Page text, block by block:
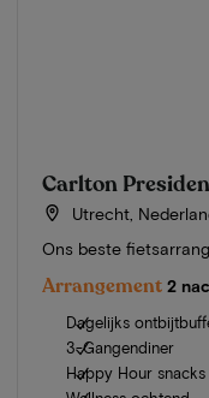
Carlton
Utrecht,
Ons beste
Arrangement 2
Dagelijks
3-Gangendiner
Happy Hour snacks